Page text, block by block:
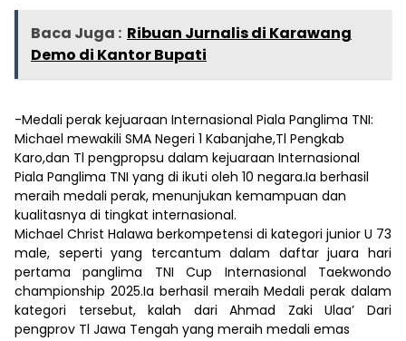
Baca Juga : Ribuan Jurnalis di Karawang
Demo di Kantor Bupati
-Medali perak kejuaraan Internasional Piala Panglima TNI:
Michael mewakili SMA Negeri 1 Kabanjahe,Tl Pengkab
Karo,dan Tl pengpropsu dalam kejuaraan Internasional
Piala Panglima TNI yang di ikuti oleh 10 negara.Ia berhasil
meraih medali perak, menunjukan kemampuan dan
kualitasnya di tingkat internasional.
Michael Christ Halawa berkompetensi di kategori junior U 73
male, seperti yang tercantum dalam daftar juara hari
pertama panglima TNI Cup Internasional Taekwondo
championship 2025.Ia berhasil meraih Medali perak dalam
kategori tersebut, kalah dari Ahmad Zaki Ulaa’ Dari
pengprov Tl Jawa Tengah yang meraih medali emas